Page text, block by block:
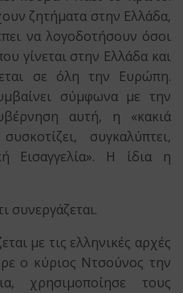
ζητήματα στην Ελλάδα,
να λογοδοτήσουν όσοι
γίνεται στην Ελλάδα και
σε όλη την Ευρώπη.
σύμφωνα με την
αυτή, η «κακιά
συγκαλύπτει,
Εισαγγελία». Η ίδια η
συνεργάζεται.
με τις ελληνικές αρχές
ο κύριος Ντσούνος την
χρησιμοποίησε τους